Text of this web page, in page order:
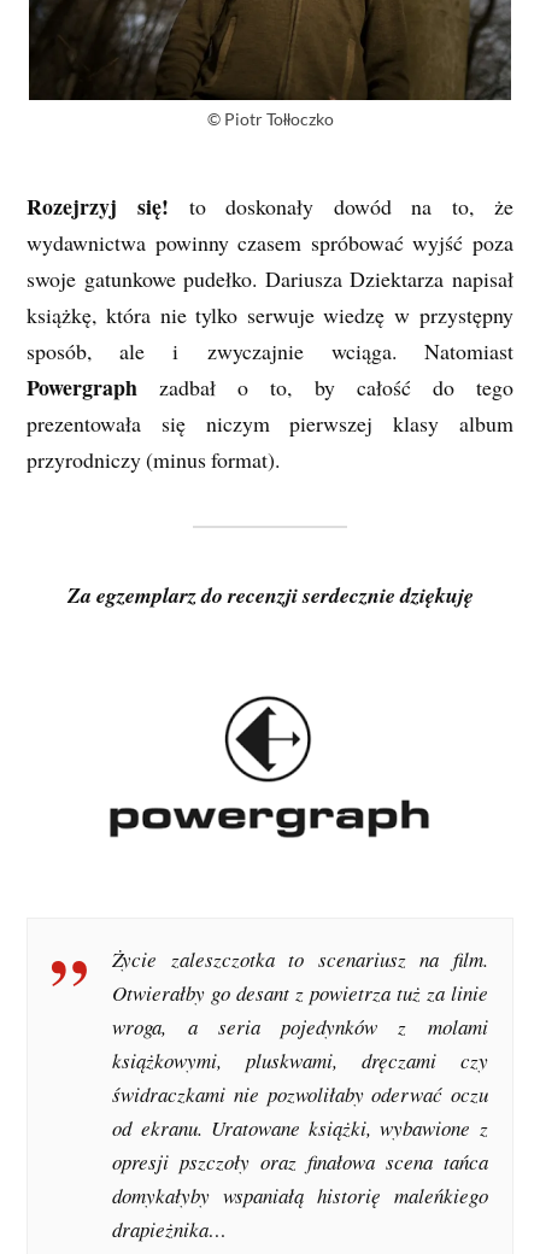
© Piotr Tołłoczko
Rozejrzyj się! to doskonały dowód na to, że
wydawnictwa powinny czasem spróbować wyjść poza
swoje gatunkowe pudełko. Dariusza Dziektarza napisał
książkę, która nie tylko serwuje wiedzę w przystępny
sposób, ale i zwyczajnie wciąga. Natomiast
Powergraph zadbał o to, by całość do tego
prezentowała się niczym pierwszej klasy album
przyrodniczy (minus format).
Za egzemplarz do recenzji serdecznie dziękuję
Życie zaleszczotka to scenariusz na film.
Otwierałby go desant z powietrza tuż za linie
wroga, a seria pojedynków z molami
książkowymi, pluskwami, dręczami czy
świdraczkami nie pozwoliłaby oderwać oczu
od ekranu. Uratowane książki, wybawione z
opresji pszczoły oraz finałowa scena tańca
domykałyby wspaniałą historię maleńkiego
drapieżnika…